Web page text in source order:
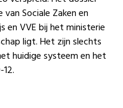
Sociale Zaken en
en VVE bij het ministerie
ligt. Het zijn slechts
huidige systeem en het